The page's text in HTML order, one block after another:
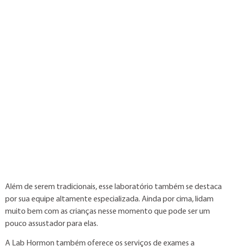
Além de serem tradicionais, esse laboratório também se destaca
por sua equipe altamente especializada. Ainda por cima, lidam
muito bem com as crianças nesse momento que pode ser um
pouco assustador para elas.
A Lab Hormon também oferece os serviços de exames a